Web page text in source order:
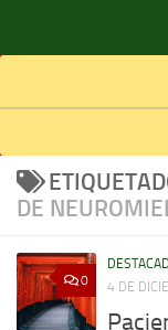
DE
0
4 DE